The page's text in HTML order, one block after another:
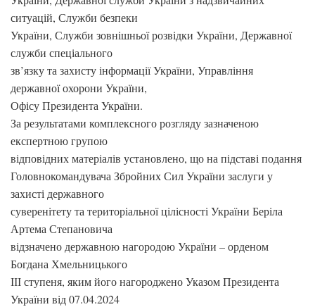
ситуацій, Служби безпеки
України, Служби зовнішньої розвідки України, Державної
служби спеціального
зв’язку та захисту інформації України, Управління
державної охорони України,
Офісу Президента України.
За результатами комплексного розгляду зазначеною
експертною групою
відповідних матеріалів установлено, що на підставі подання
Головнокомандувача Збройних Сил України заслуги у
захисті державного
суверенітету та територіальної цілісності України Беріла
Артема Степановича
відзначено державною нагородою України – орденом
Богдана Хмельницького
ІІІ ступеня, яким його нагороджено Указом Президента
України від 07.04.2024